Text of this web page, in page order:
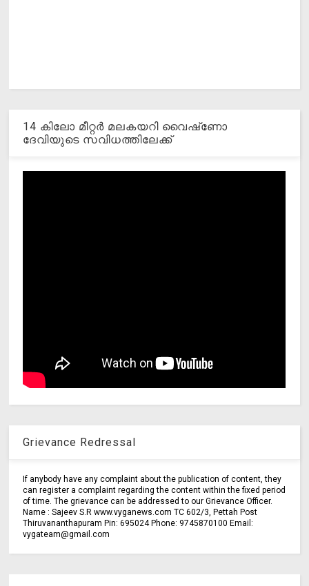
14 കിലോ മീറ്റര്‍ മലകയറി വൈഷ്‌ണോ
ദേവിയുടെ സവിധത്തിലേക്ക്
Grievance Redressal
If anybody have any complaint about the publication of content, they
can register a complaint regarding the content within the fixed period
of time. The grievance can be addressed to our Grievance Officer.
Name : Sajeev S.R www.vyganews.com TC 602/3, Pettah Post
Thiruvananthapuram Pin: 695024 Phone: 9745870100 Email:
vygateam@gmail.com